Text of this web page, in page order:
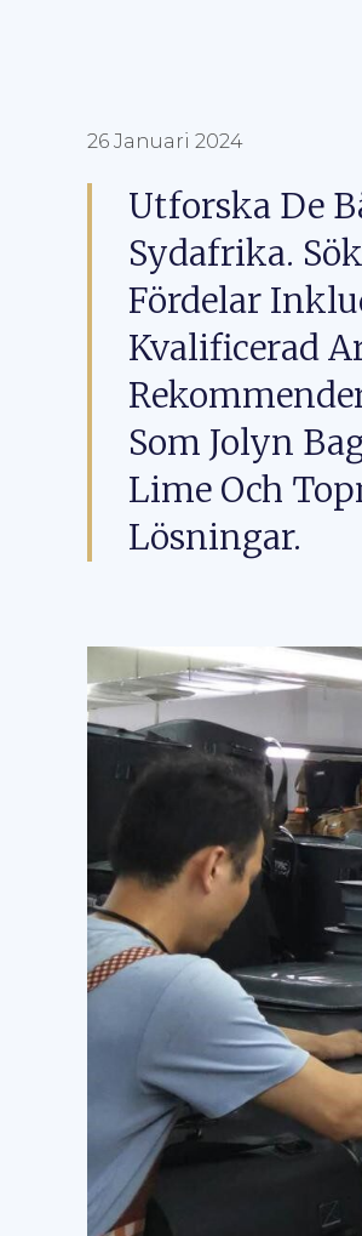
26 Januari 2024
Utforska De
Sydafrika.
Fördelar
Kvalificerad
Som Jolyn
Lime Och
Lösningar.